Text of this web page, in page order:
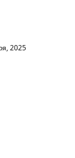
2025